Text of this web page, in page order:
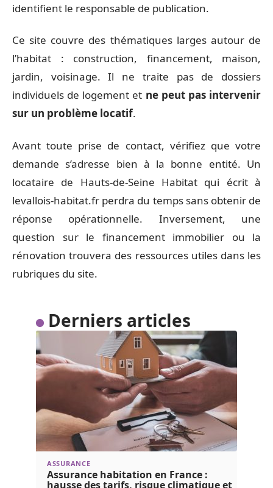
identifient le responsable de publication.
Ce site couvre des thématiques larges autour de
l’habitat : construction, financement, maison,
jardin, voisinage. Il ne traite pas de dossiers
individuels de logement et ne peut pas intervenir
sur un problème locatif.
Avant toute prise de contact, vérifiez que votre
demande s’adresse bien à la bonne entité. Un
locataire de Hauts-de-Seine Habitat qui écrit à
levallois-habitat.fr perdra du temps sans obtenir de
réponse opérationnelle. Inversement, une
question sur le financement immobilier ou la
rénovation trouvera des ressources utiles dans les
rubriques du site.
Derniers articles
ASSURANCE
Assurance habitation en France :
hausse des tarifs, risque climatique et